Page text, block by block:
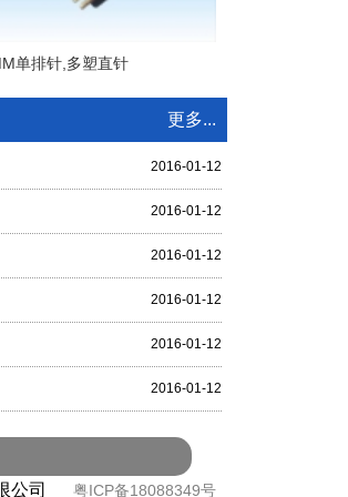
单排针,多塑直针
更多...
2016-01-12
2016-01-12
2016-01-12
2016-01-12
2016-01-12
2016-01-12
限公司 粤ICP备18088349号